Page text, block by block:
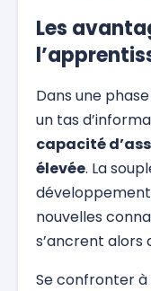
Les
Dans une
un tas
capacité
élevée. La
nouvelles
s’ancrent alors
Se confronter à